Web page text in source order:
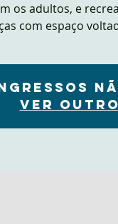
os adultos, e
com espaço
Ver